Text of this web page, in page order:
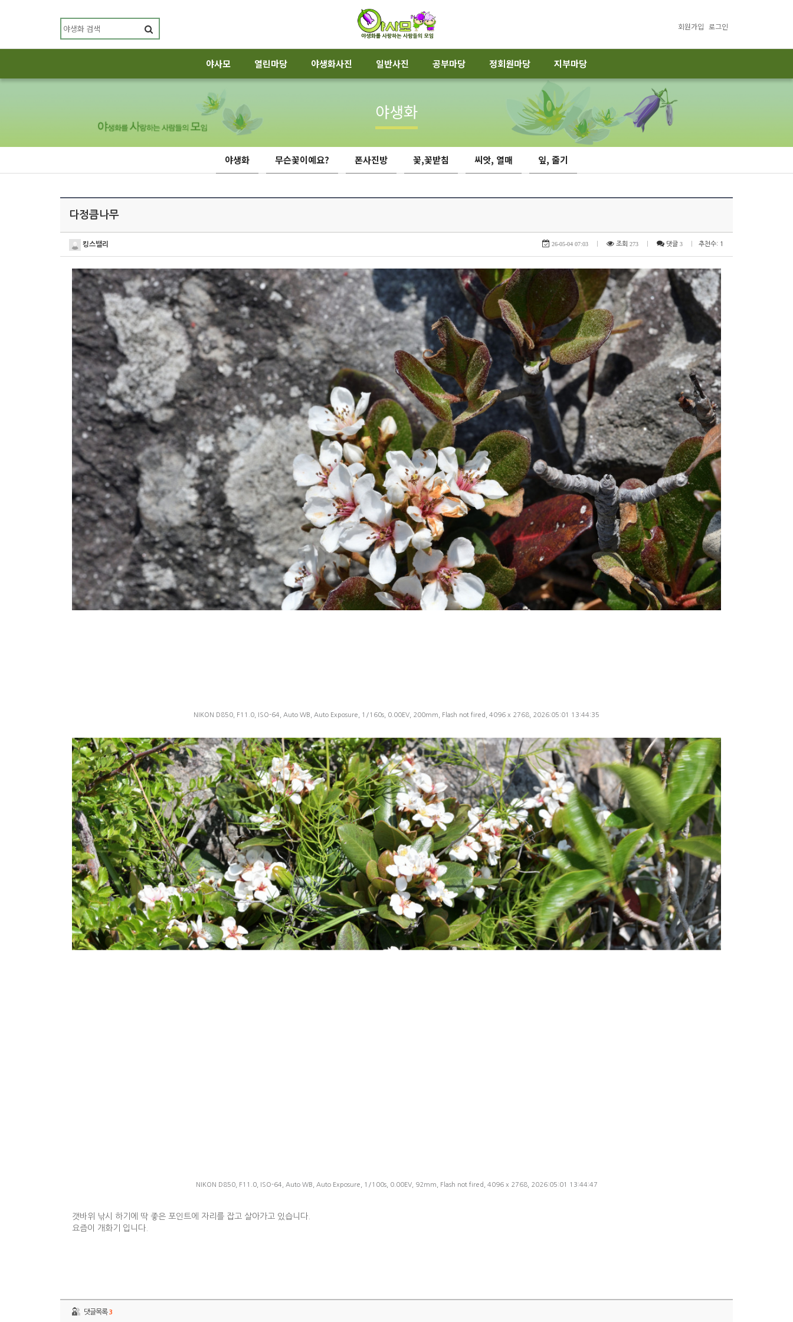
회원가입 로그인
야사모 열린마당 야생화사진 일반사진 공부마당 정회원마당 지부마당
야생화
야생화 무슨꽃이예요? 폰사진방 꽃,꽃받침 씨앗, 열매 잎, 줄기
다정큼나무
킹스밸리 26-05-04 07:03 조회 273 댓글 3 추천수: 1
NIKON D850, F11.0, ISO-64, Auto WB, Auto Exposure, 1/160s, 0.00EV, 200mm, Flash not fired, 4096 x 2768, 2026:05:01 13:44:35
NIKON D850, F11.0, ISO-64, Auto WB, Auto Exposure, 1/100s, 0.00EV, 92mm, Flash not fired, 4096 x 2768, 2026:05:01 13:44:47
갯바위 낚시 하기에 딱 좋은 포인트에 자리를 잡고 살아가고 있습니다.
요즘이 개화기 입니다.
댓글목록3